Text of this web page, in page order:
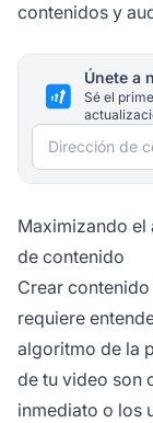
contenidos y
Únete a
Sé el
Dirección de
Maximizando el
de contenido
Crear
requiere
algoritmo de la
de tu video son
inmediato o los